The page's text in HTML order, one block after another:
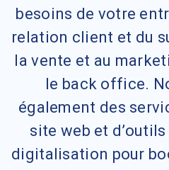
besoins de votre
relation client et du
la vente et au
le back office.
également des
site web et
digitalisation pour